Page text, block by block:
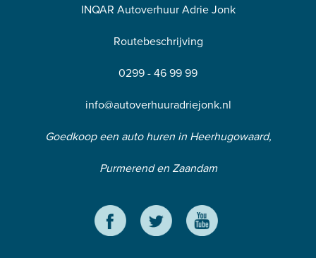
INQAR Autoverhuur Adrie Jonk
Routebeschrijving
0299 - 46 99 99
info@autoverhuuradriejonk.nl
Goedkoop een auto huren in Heerhugowaard,
Purmerend en Zaandam